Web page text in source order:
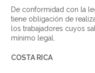
De conformidad con la
tiene obligación de
los trabajadores cuyos
mínimo legal.
COSTA RICA